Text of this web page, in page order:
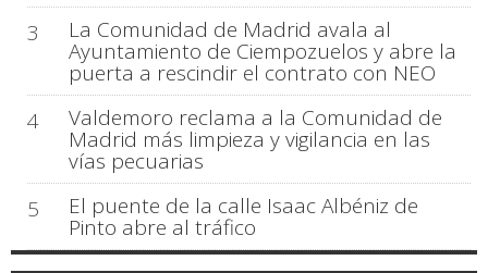
3
La Comunidad de Madrid avala al
Ayuntamiento de Ciempozuelos y abre la
puerta a rescindir el contrato con NEO
4
Valdemoro reclama a la Comunidad de
Madrid más limpieza y vigilancia en las
vías pecuarias
5
El puente de la calle Isaac Albéniz de
Pinto abre al tráfico